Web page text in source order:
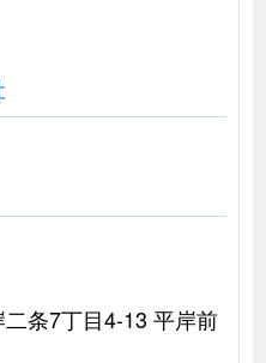
条7丁目4-13 平岸前